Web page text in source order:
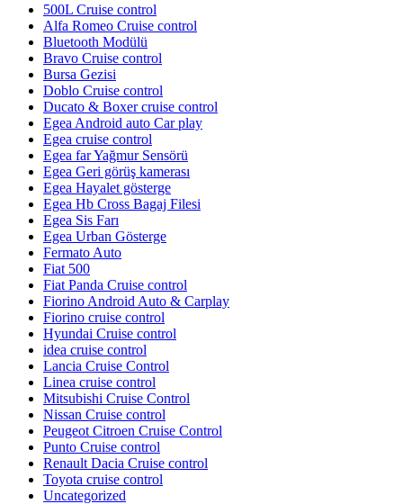
500L Cruise control
Alfa Romeo Cruise control
Bluetooth Modülü
Bravo Cruise control
Bursa Gezisi
Doblo Cruise control
Ducato & Boxer cruise control
Egea Android auto Car play
Egea cruise control
Egea far Yağmur Sensörü
Egea Geri görüş kamerası
Egea Hayalet gösterge
Egea Hb Cross Bagaj Filesi
Egea Sis Farı
Egea Urban Gösterge
Fermato Auto
Fiat 500
Fiat Panda Cruise control
Fiorino Android Auto & Carplay
Fiorino cruise control
Hyundai Cruise control
idea cruise control
Lancia Cruise Control
Linea cruise control
Mitsubishi Cruise Control
Nissan Cruise control
Peugeot Citroen Cruise Control
Punto Cruise control
Renault Dacia Cruise control
Toyota cruise control
Uncategorized